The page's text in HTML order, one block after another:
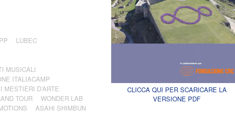
LUBEC
MUSICALI
ITALIACAMP
MESTIERI D’ARTE
TOUR
WONDER LAB
ASAHI SHIMBUN
CLICCA QUI PER SCARICARE LA
VERSIONE PDF